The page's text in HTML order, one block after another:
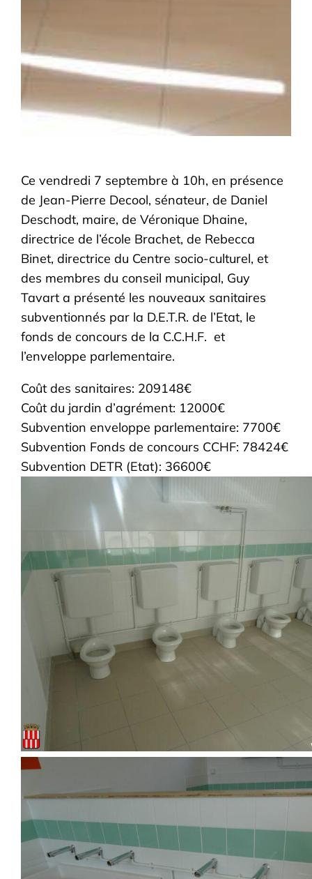
Ce vendredi 7 septembre à 10h, en présence
de Jean-Pierre Decool, sénateur, de Daniel
Deschodt, maire, de Véronique Dhaine,
directrice de l’école Brachet, de Rebecca
Binet, directrice du Centre socio-culturel, et
des membres du conseil municipal, Guy
Tavart a présenté les nouveaux sanitaires
subventionnés par la D.E.T.R. de l’Etat, le
fonds de concours de la C.C.H.F. et
l’enveloppe parlementaire.
Coût des sanitaires: 209148€
Coût du jardin d’agrément: 12000€
Subvention enveloppe parlementaire: 7700€
Subvention Fonds de concours CCHF: 78424€
Subvention DETR (Etat): 36600€